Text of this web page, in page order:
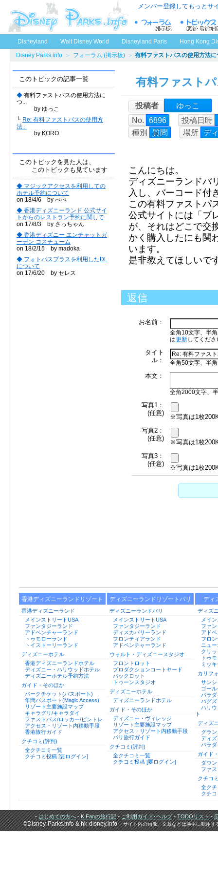
メンバー登録してもっとサ
Disneyland Walt Disney World Disneyland Paris
Hong Kong
Disney Parks.info ＞ フォーラム (掲示板) ＞ 有料ファストパスの使用方法に
このトピックの記事一覧
◆ 有料ファストパスの使用方法に
つ...
by ゆっこ
└ Re: 有料ファストパスの使用方
法...
by KORO
このトピックを見た人は、
このトピックも見ています
◆ マジックアクセスを利用しての
ホテル予約について
on 18/4/6 by ぺぺ
◆ 香港ディズニーランド 公式サイ
トからのレストラン予約に関して
on 17/8/3 by さっちゃん
◆ 香港ディズニー エンチャットガ
ーデン コスチューム
on 18/2/15 by madoka
◆ フォトパスプラスを利用したDL
について
on 17/6/20 by セレス
有料ファスト
投稿者
ゆっこ
No.
6896 投稿日時
種別
質問 場所 デ
こんにちは。
ディズニーランドパ
入し、バーコード付
この有料ファストパ
公式サイトには「ブ
が、それはどこで交
かく購入したにも関
います。
是非教えてほしいで
返信
お名前：
全角10文字、半
は更新してくださ
タイト
ル：
全角50文字、半
本文：
全角2000文字、
写真1：
(任意)
※写真は1枚
写真2：
(任意)
※写真は1枚
写真3：
(任意)
※写真は1枚
香港ディズニーランドリゾート
香港ディズニーランド
メインストリートUSA
ファンタジーランド
アドベンチャーランド
トゥモローランド
トイストーリーランド
ディズニーホテル
香港ディズニーランドホテル
ディズニー・ハリウッドホテル
ディズニーホテル予約方法
ガイド・そのほか
パークチケット(パスポート)
年間パスポート(Magic Access)
リゾート主要施設マップ
キャラグリ/キャラダイ
ファストパス/ロッカー/ピントレ
アクセス・リゾート内移動手段
香港旅行ガイド
クチコミ(評判)
全クチコミ一覧
クチコミ投稿 [要ログイン]
ディズニーランドリゾートパリ
ディズニーランドパリ
メインストリートUSA
ファンタジーランド
ディスカバリーランド
フロンティアランド
アドベンチャーランド
ウォルト・ディズニースタジオ
フロントロット
プロダクションコートヤード
バックロット
トゥーンスタジオ
ディズニーホテル
ディズニーランドホテル
ガイド・そのほか
ディズニー・ヴィレッジ
リゾート主要施設マップ
アクセス・リゾート内移動手段
パリ旅行ガイド
クチコミ(評判)
全クチコミ一覧
クチコミ投稿 [要ログイン]
ディ
ディズ
メイ
ファ
アド
フロ
ニュ
クリ
トゥ
ミッ
カリフ
サン
ゴー
パラ
バグ
ハリ
ト
ディズ
グラ
ディ
パラ
ガイド
ダウ
ファ
クチコ
全ク
クチ
-はじめての方へ-K Fanの旅行記-ご利用ガイド･ヘルプ-TODOリスト-
©Disney-Parks.info & hk-disney.infoサイト内の画像、文章などは勝手に転用